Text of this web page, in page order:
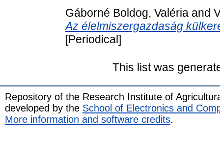
Gáborné Boldog, Valéria and
Az élelmiszergazdaság
[Periodical]
This list was
Repository of the Research Institute of
developed by the School of Electronics and
More information and software credits.